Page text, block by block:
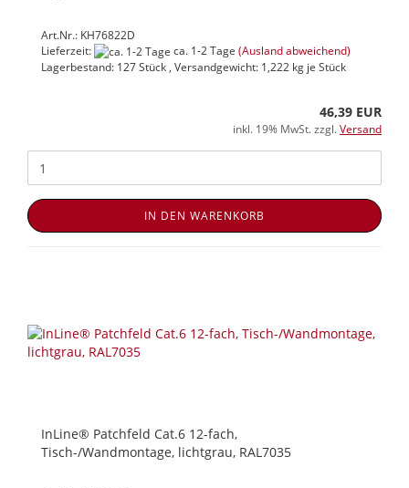
Art.Nr.: KH76822D
Lieferzeit:
ca. 1-2 Tage (Ausland abweichend)
Lagerbestand: 127 Stück , Versandgewicht: 1,222 kg je Stück
46,39 EUR
inkl. 19% MwSt. zzgl.Versand
IN DEN WARENKORB
InLine® Patchfeld Cat.6 12-fach,
Tisch-/Wandmontage, lichtgrau, RAL7035